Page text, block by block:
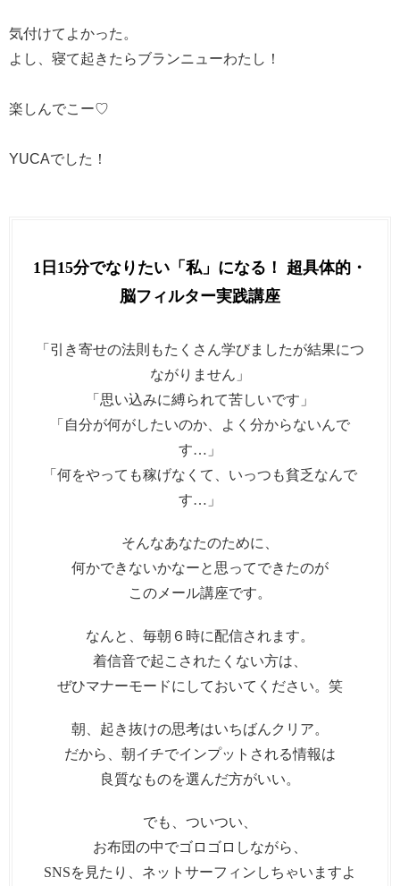
気付けてよかった。
よし、寝て起きたらブランニューわたし！
楽しんでこー♡
YUCAでした！
1日15分でなりたい「私」になる！ 超具体的・
脳フィルター実践講座
「引き寄せの法則もたくさん学びましたが結果につ
ながりません」
「思い込みに縛られて苦しいです」
「自分が何がしたいのか、よく分からないんで
す…」
「何をやっても稼げなくて、いっつも貧乏なんで
す…」
そんなあなたのために、
何かできないかなーと思ってできたのが
このメール講座です。
なんと、毎朝６時に配信されます。
着信音で起こされたくない方は、
ぜひマナーモードにしておいてください。笑
朝、起き抜けの思考はいちばんクリア。
だから、朝イチでインプットされる情報は
良質なものを選んだ方がいい。
でも、ついつい、
お布団の中でゴロゴロしながら、
SNSを見たり、ネットサーフィンしちゃいますよ